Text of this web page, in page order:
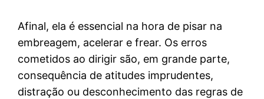
Afinal, ela é essencial na hora de pisar na
embreagem, acelerar e frear. Os erros
cometidos ao dirigir são, em grande parte,
consequência de atitudes imprudentes,
distração ou desconhecimento das regras de